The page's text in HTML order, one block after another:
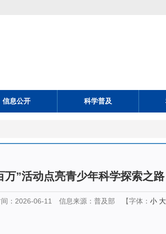
信息公开 科学普及
万”活动点亮青少年科学探索之路
：2026-06-11 信息来源：普及部 【字体： 小 大